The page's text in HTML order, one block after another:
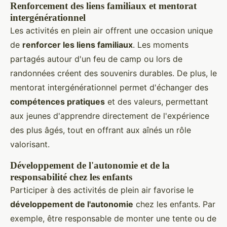
Renforcement des liens familiaux et mentorat
intergénérationnel
Les activités en plein air offrent une occasion unique
de renforcer les liens familiaux. Les moments
partagés autour d'un feu de camp ou lors de
randonnées créent des souvenirs durables. De plus, le
mentorat intergénérationnel permet d'échanger des
compétences pratiques et des valeurs, permettant
aux jeunes d'apprendre directement de l'expérience
des plus âgés, tout en offrant aux aînés un rôle
valorisant.
Développement de l'autonomie et de la
responsabilité chez les enfants
Participer à des activités de plein air favorise le
développement de l'autonomie chez les enfants. Par
exemple, être responsable de monter une tente ou de